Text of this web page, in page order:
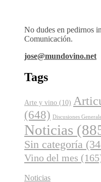
No dudes en pedirnos
Comunicación.
jose@mundovino.net
Tags
Arte y vino (10)
(648) Discusiones
Noticias
Sin categoría
Vino del mes
Noticias